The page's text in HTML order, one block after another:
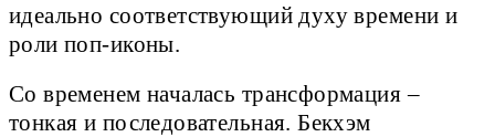
идеально соответствующий духу времени и
роли поп-иконы.
Со временем началась трансформация –
тонкая и последовательная. Бекхэм